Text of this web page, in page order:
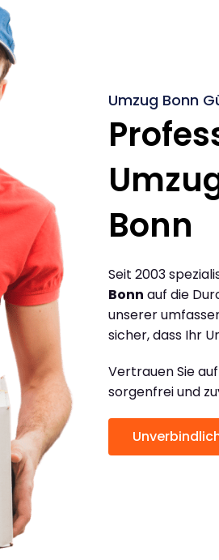
Umzug Bonn
Bonn
Seit 2003
Bonn auf die
unserer
sicher, dass Ihr
Vertrauen Sie auf
sorgenfrei und